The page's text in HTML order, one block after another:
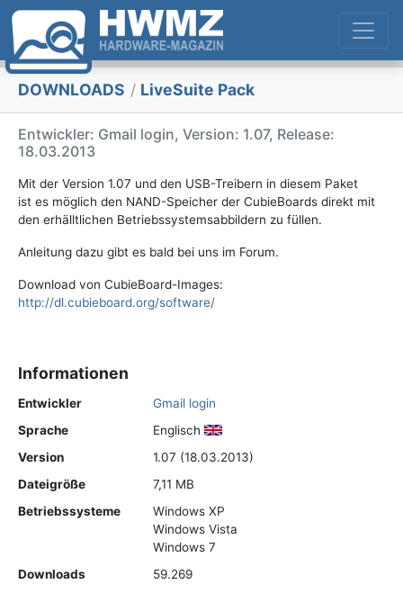
DOWNLOADS / LiveSuite Pack
Entwickler: Gmail login, Version: 1.07, Release:
18.03.2013
Mit der Version 1.07 und den USB-Treibern in diesem Paket
ist es möglich den NAND-Speicher der CubieBoards direkt mit
den erhälltlichen Betriebssystemsabbildern zu füllen.
Anleitung dazu gibt es bald bei uns im Forum.
Download von CubieBoard-Images:
http://dl.cubieboard.org/software/
Informationen
Entwickler
Gmail login
Sprache
Englisch
Version
1.07 (18.03.2013)
Dateigröße
7,11 MB
Betriebssysteme
Windows XP
Windows Vista
Windows 7
Downloads
59.269